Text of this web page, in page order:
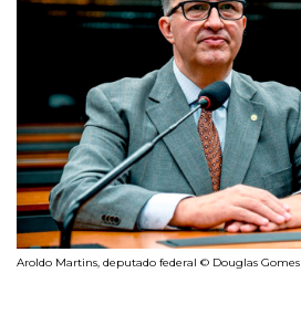
Aroldo Martins, deputado federal © Douglas Gomes